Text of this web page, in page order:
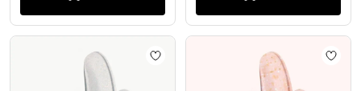
Ajouter à la liste de souhaits